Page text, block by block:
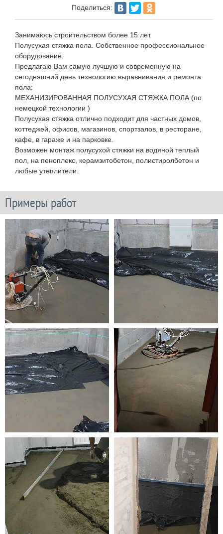
Поделиться:
Занимаюсь строительством более 15 лет.
Полусухая стяжка пола. Собственное профессиональное
оборудование.
Предлагаю Вам самую лучшую и современную на
сегодняшний день технологию выравнивания и ремонта
пола:
МЕХАНИЗИРОВАННАЯ ПОЛУСУХАЯ СТЯЖКА ПОЛА (по
немецкой технологии )
Полусухая стяжка отлично подходит для частных домов,
коттеджей, офисов, магазинов, спортзалов, в ресторане,
кафе, в гараже и на парковке.
Возможен монтаж полусухой стяжки на водяной теплый
пол, на пеноплекс, керамзитобетон, полистиролбетон и
любые утеплители.
Примеры работ